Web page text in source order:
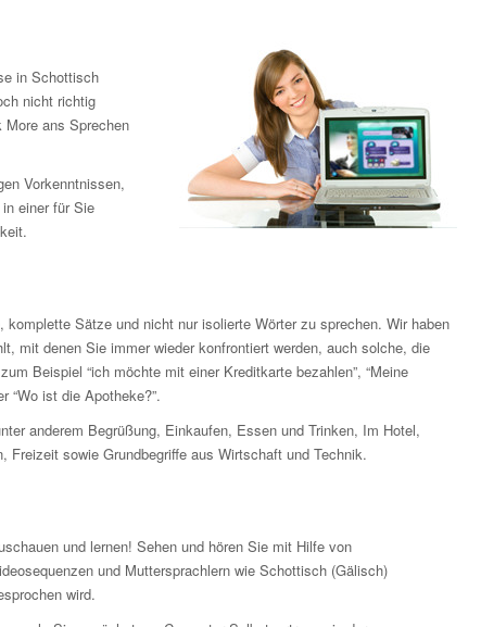
in Schottisch
nicht richtig
More ans Sprechen
Vorkenntnissen,
einer für Sie
komplette Sätze und nicht nur isolierte Wörter zu sprechen. Wir haben
mit denen Sie immer wieder konfrontiert werden, auch solche, die
Beispiel “ich möchte mit einer Kreditkarte bezahlen”, “Meine
“Wo ist die Apotheke?”.
anderem Begrüßung, Einkaufen, Essen und Trinken, Im Hotel,
Freizeit sowie Grundbegriffe aus Wirtschaft und Technik.
und lernen! Sehen und hören Sie mit Hilfe von
und Muttersprachlern wie Schottisch (Gälisch)
wird.